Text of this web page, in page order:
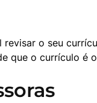
o seu
que o currículo